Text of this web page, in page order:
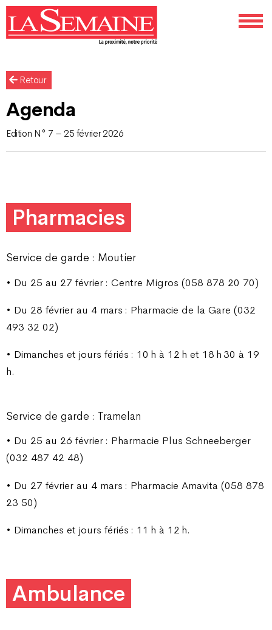
Retour
Agenda
Edition N° 7 – 25 février 2026
Pharmacies
Service de garde : Moutier
• Du 25 au 27 février : Centre Migros (058 878 20 70)
• Du 28 février au 4 mars : Pharmacie de la Gare (032
493 32 02)
• Dimanches et jours fériés : 10 h à 12 h et 18 h 30 à 19
h.
Service de garde : Tramelan
• Du 25 au 26 février : Pharmacie Plus Schneeberger
(032 487 42 48)
• Du 27 février au 4 mars : Pharmacie Amavita (058 878
23 50)
• Dimanches et jours fériés : 11 h à 12 h.
Ambulance